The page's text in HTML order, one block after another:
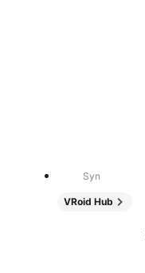
Syn
VRoid Hub